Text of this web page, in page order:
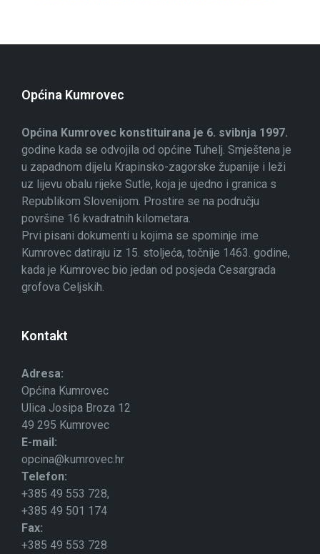
Općina Kumrovec
Općina Kumrovec konstituirana je 6. svibnja 1997.
godine kada se odvojila od općine Tuhelj. Smještena je
u zapadnom dijelu Krapinsko-zagorske županije i leži
uz lijevu obalu rijeke Sutle, koja je ujedno i granica s
Republikom Slovenijom. Prostire se na području
površine 16 kvadratnih kilometara.
Prvi pisani dokumenti u kojima se spominje ime
Kumrovec datiraju iz 15. stoljeća, točnije 1463. godine,
kada je Kumrovec bio jedan od posjeda Cesargrada
grofova Celjskih.
Kontakt
Adresa:
Općina Kumrovec
Ulica Josipa Broza 12
49 295 Kumrovec
E-mail:
opcina@kumrovec.hr
Telefon:
+385 49 553 728,
+385 49 501 174
Fax:
+385 49 553 728